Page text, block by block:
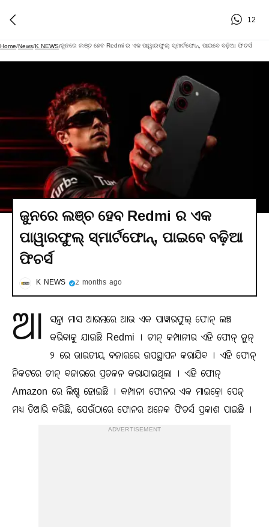
12
Home/News/K NEWS/ଜୁନରେ ଲଞ୍ଚ ହେବ Redmi ର ଏକ ପାୱାରଫୁଲ୍ ସ୍ମାର୍ଟଫୋନ୍, ପାଇବେ ବଢ଼ିଆ ଫିଚର୍ସ
ଜୁନରେ ଲଞ୍ଚ ହେବ Redmi ର ଏକ
ପାୱାରଫୁଲ୍ ସ୍ମାର୍ଟଫୋନ୍, ପାଇବେ ବଢ଼ିଆ
ଫିଚର୍ସ
K NEWS 2 months ago
ଆ
ସନ୍ତା ମାସ ଆରମ୍ଭରେ ଆଉ ଏକ ପାୱାରଫୁଲ୍ ଫୋନ୍ ଲଞ୍ଚ
କରିବାକୁ ଯାଉଛି Redmi । ଚୀନ୍ କମ୍ପାନୀର ଏହି ଫୋନ୍ ଜୁନ୍
୨ ରେ ଭାରତୀୟ ବଜାରରେ ଉପସ୍ଥାପନ କରାଯିବ । ଏହି ଫୋନ୍
ନିକଟରେ ଚୀନ୍ ବଜାରରେ ପ୍ରଚଳନ କରାଯାଇଥିଲା । ଏହି ଫୋନ୍
Amazon ରେ ଲିଷ୍ଟ ହୋଇଛି । କମ୍ପାନୀ ଫୋନର ଏକ ମାଇକ୍ରୋ ପେଜ୍
ମଧ୍ୟ ତିଆରି କରିଛି, ଯେଉଁଠାରେ ଫୋନର ଅନେକ ଫିଚର୍ସ ପ୍ରକାଶ ପାଇଛି ।
ADVERTISEMENT